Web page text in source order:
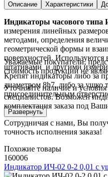
Описание Характеристики
Индикаторы часового типа
измерения линейных
методами, определения
геометрической формы и
поверхностей. Используются
штативами и другими
Крепят индикаторы либо за
диаметром 8h7, либо за ушко
присоединительным
Развернуть
Уважаемые покупатели,
стоимость продукции не
Уточняйте наличие и
специалистов. Возможен
комплектация заказа под
Сотрудничая с нами, Вы
точность исполнения заказа!
Похожие товары
160006
Индикатор ИЧ-02 0-2 0,01 с